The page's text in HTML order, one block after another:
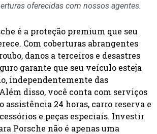
oferecidas com nossos agentes.
é a proteção premium que seu
Com coberturas abrangentes
danos a terceiros e desastres
garante que seu veículo esteja
independentemente das
disso, você conta com serviços
assistência 24 horas, carro reserva e
e peças especiais. Investir
Porsche não é apenas uma